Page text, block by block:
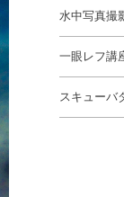
水中写真撮
一眼レフ講
スキューバ